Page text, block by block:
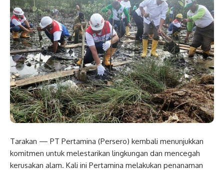
Tarakan — PT Pertamina (Persero) kembali menunjukkan
komitmen untuk melestarikan lingkungan dan mencegah
kerusakan alam. Kali ini Pertamina melakukan penanaman